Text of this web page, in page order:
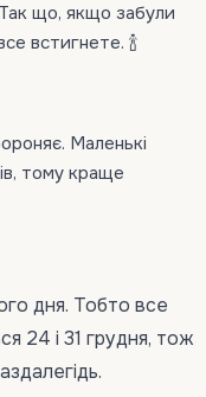
що, якщо забули
встигнете. 🍾
Маленькі
тому краще
дня. Тобто все
24 і 31 грудня, тож